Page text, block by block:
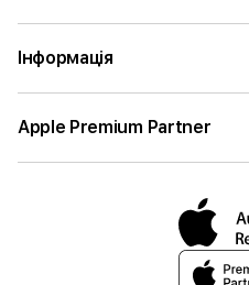
Інформація
Apple Premium Partner